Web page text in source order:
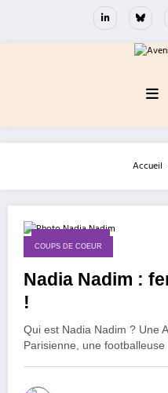
Accueil
15 janvier 2022
COUPS DE COEUR
Nadia Nadim :
!
Qui est Nadia Nadim ? Une
Parisienne, une